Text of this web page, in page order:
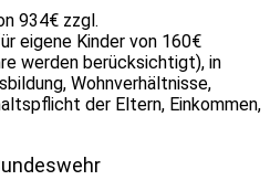
934€ zzgl.
eigene Kinder von 160€
werden berücksichtigt), in
Wohnverhältnisse,
der Eltern, Einkommen,